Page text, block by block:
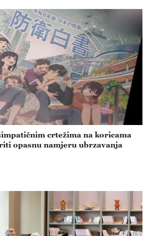
crtežima na koricama
opasnu namjeru ubrzavanja